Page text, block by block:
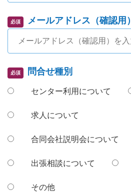
必須 メールアドレス（確認用）
必須 問合せ種別
センター利用について
求人について
合同会社説明会について
出張相談について
その他